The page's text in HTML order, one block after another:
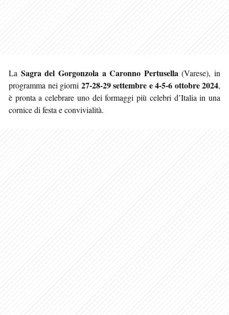
La Sagra del Gorgonzola a Caronno Pertusella (Varese), in
programma nei giorni 27-28-29 settembre e 4-5-6 ottobre 2024,
è pronta a celebrare uno dei formaggi più celebri d’Italia in una
cornice di festa e convivialità.